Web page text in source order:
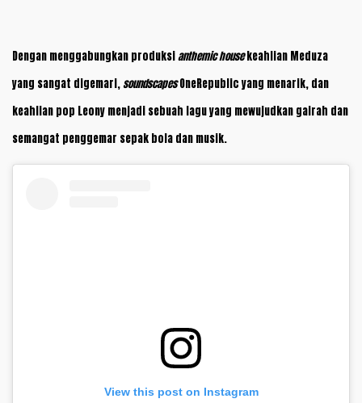
Dengan menggabungkan produksianthemic housekeahlian Meduza
yang sangat digemari,soundscapesOneRepublic yang menarik, dan
keahlian pop Leony menjadi sebuah lagu yang mewujudkan gairah dan
semangat penggemar sepak bola dan musik.
View this post on Instagram